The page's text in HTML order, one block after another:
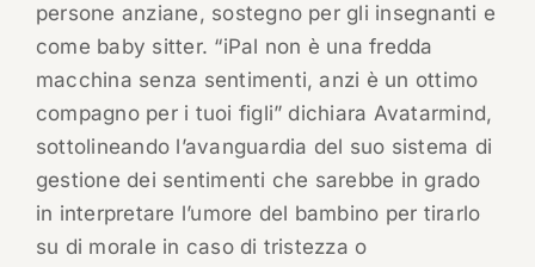
persone anziane, sostegno per gli insegnanti e
come baby sitter. “iPal non è una fredda
macchina senza sentimenti, anzi è un ottimo
compagno per i tuoi figli” dichiara Avatarmind,
sottolineando l’avanguardia del suo sistema di
gestione dei sentimenti che sarebbe in grado
in interpretare l’umore del bambino per tirarlo
su di morale in caso di tristezza o